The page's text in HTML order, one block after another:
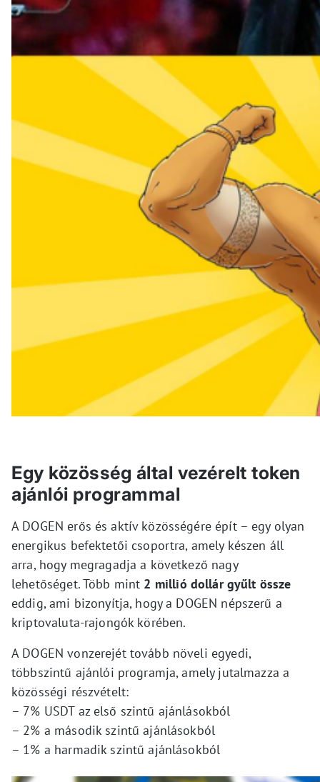
Egy közösség által vezérelt token
ajánlói programmal
A DOGEN erős és aktív közösségére épít – egy olyan
energikus befektetői csoportra, amely készen áll
arra, hogy megragadja a következő nagy
lehetőséget. Több mint 2 millió dollár gyűlt össze
eddig, ami bizonyítja, hogy a DOGEN népszerű a
kriptovaluta-rajongók körében.
A DOGEN vonzerejét tovább növeli egyedi,
többszintű ajánlói programja, amely jutalmazza a
közösségi részvételt:
– 7% USDT az első szintű ajánlásokból
– 2% a második szintű ajánlásokból
– 1% a harmadik szintű ajánlásokból